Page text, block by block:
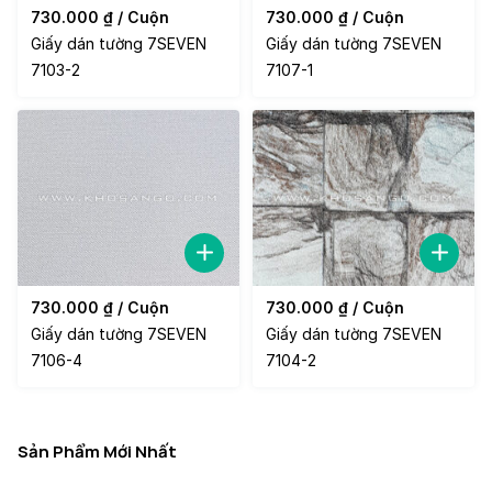
730.000 ₫ / Cuộn
Giấy dán tường 7SEVEN
7103-2
730.000 ₫ / Cuộn
Giấy dán tường 7SEVEN
7107-1
730.000 ₫ / Cuộn
Giấy dán tường 7SEVEN
7106-4
730.000 ₫ / Cuộn
Giấy dán tường 7SEVEN
7104-2
Sản Phẩm Mới Nhất